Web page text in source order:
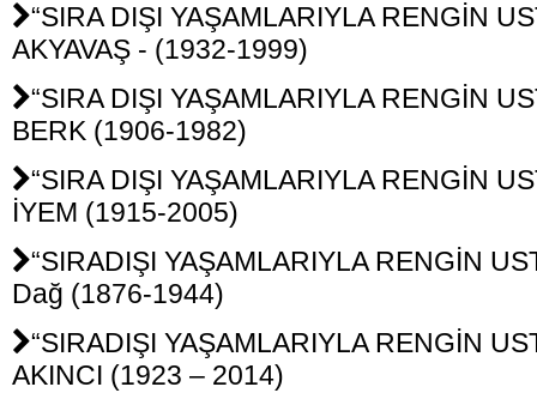
“SIRA DIŞI YAŞAMLARIYLA RENGİN
AKYAVAŞ - (1932-1999)
“SIRA DIŞI YAŞAMLARIYLA RENGİN
BERK (1906-1982)
“SIRA DIŞI YAŞAMLARIYLA RENGİN
İYEM (1915-2005)
“SIRADIŞI YAŞAMLARIYLA RENGİN
Dağ (1876-1944)
“SIRADIŞI YAŞAMLARIYLA RENGİN
AKINCI (1923 – 2014)